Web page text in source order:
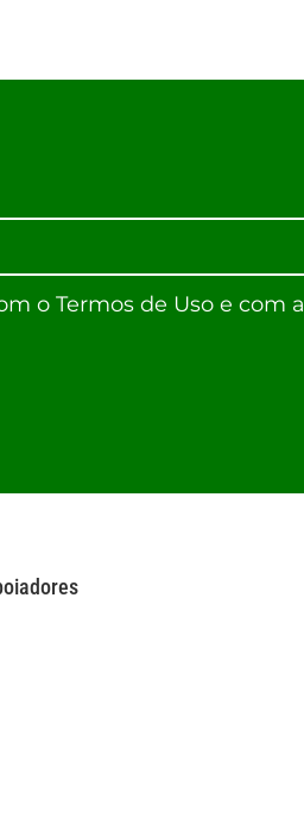
o Termos de Uso e com